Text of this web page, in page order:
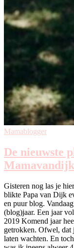
Mamablogger
De nieuwste
Gisteren nog las je
blikte Papa van Dijk
en puur blog.
(blog)jaar. Een jaar
2019 Komend jaar
getrokken. Ofwel, dat
laten wachten. En